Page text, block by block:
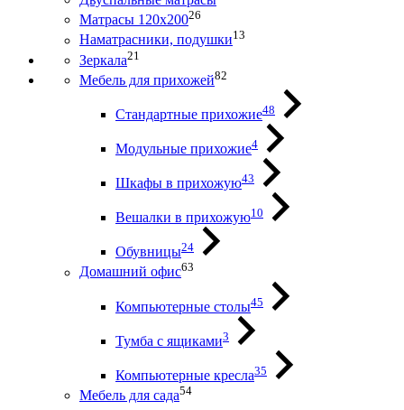
Матрасы 120х20026
Наматрасники, подушки13
Зеркала21
Мебель для прихожей82
Стандартные прихожие48
Модульные прихожие4
Шкафы в прихожую43
Вешалки в прихожую10
Обувницы24
Домашний офис63
Компьютерные столы45
Тумба с ящиками3
Компьютерные кресла35
Мебель для сада54